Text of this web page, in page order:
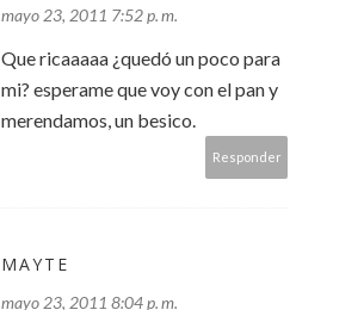
mayo 23, 2011 7:52 p. m.
Que ricaaaaa ¿quedó un poco para
mi? esperame que voy con el pan y
merendamos, un besico.
Responder
MAYTE
mayo 23, 2011 8:04 p. m.